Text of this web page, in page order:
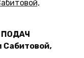
ПОДАЧ
Сабитовой,